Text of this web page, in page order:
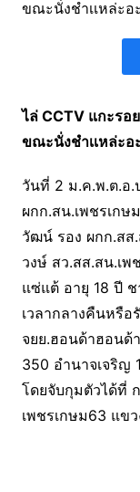
ไล่ CCTV แกะรอ
ขณะนั่งชำเเหล่ะอ
วันที่ 2 ม.ค.พ.ต.อ
ผกก.สน.เพชรเก
วัฒน์ รอง ผกก.สส
วงษ์ สว.สส.สน.เ
แซ่แต้ อายุ 18 ปี
เวลากลางคืนหรื
จยย.ฮอนด้าฮอนด้
350 อำนาจเจริญ
โดยจับกุมตัวได้ที่
เพชรเกษม63 แข